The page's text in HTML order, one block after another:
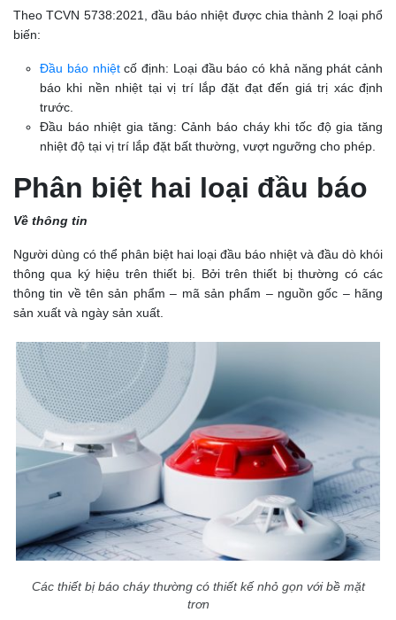
Theo TCVN 5738:2021, đầu báo nhiệt được chia thành 2 loại phổ
biến:
Đầu báo nhiệtcố định: Loại đầu báo có khả năng phát cảnh
báo khi nền nhiệt tại vị trí lắp đặt đạt đến giá trị xác định
trước.
Đầu báo nhiệt gia tăng: Cảnh báo cháy khi tốc độ gia tăng
nhiệt độ tại vị trí lắp đặt bất thường, vượt ngưỡng cho phép.
Phân biệt hai loại đầu báo
Về thông tin
Người dùng có thể phân biệt hai loại đầu báo nhiệt và đầu dò khói
thông qua ký hiệu trên thiết bị. Bởi trên thiết bị thường có các
thông tin về tên sản phẩm – mã sản phẩm – nguồn gốc – hãng
sản xuất và ngày sản xuất.
Các thiết bị báo cháy thường có thiết kế nhỏ gọn với bề mặt
trơn